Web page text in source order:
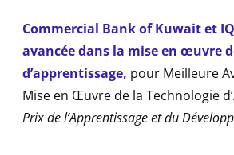
Commercial Bank of Kuwait et
avancée dans la mise en œuvre
d’apprentissage, pour Meilleure
Mise en Œuvre de la Technologie
Prix de l’Apprentissage et du